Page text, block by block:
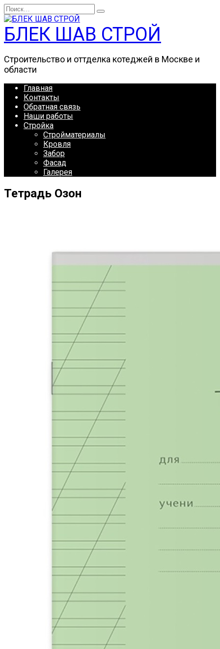
Перейти
к
содержанию
Search
for:
БЛЕК ШАВ СТРОЙ
Строительство и оттделка котеджей в Москве и
области
Главная
Контакты
Обратная связь
Наши работы
Стройка
Стройматериалы
Кровля
Забор
Фасад
Галерея
Тетрадь Озон